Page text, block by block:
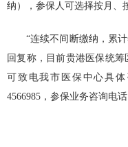
纳），参保人可选择按月、
“连续不间断缴纳，累
回复称，目前贵港医保统
可致电我市医保中心具
4566985，参保业务咨询电话